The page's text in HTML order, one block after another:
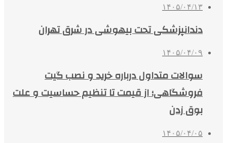
۱۴۰۵/۰۴/۱۳
دندانپزشکی تحت بیهوشی در شرق تهران
۱۴۰۵/۰۴/۰۹
سوالات متداول درباره خرید و نصب گیت
فروشگاهی؛ از قیمت تا تنظیم حساسیت و علت
بوق زدن
۱۴۰۵/۰۴/۰۵